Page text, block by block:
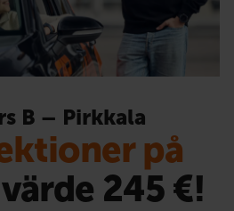
B – Pirkkala
på
245 €!